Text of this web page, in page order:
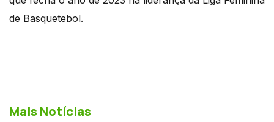
de Basquetebol.
Mais Notícias